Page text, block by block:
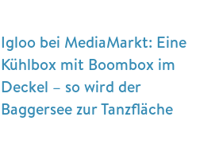
Igloo bei MediaMarkt: Eine
Kühlbox mit Boombox im
Deckel – so wird der
Baggersee zur Tanzfläche